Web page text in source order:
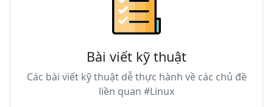
Bài viết kỹ thuật
Các bài viết kỹ thuật dễ thực hành về các chủ đề
liền quan #Linux